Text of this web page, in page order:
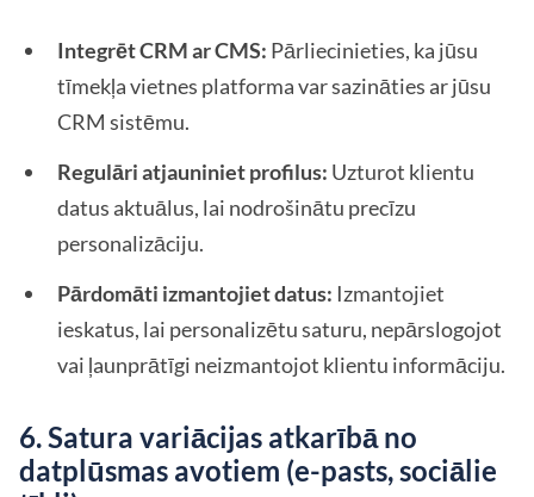
Integrēt CRM ar CMS: Pārliecinieties, ka jūsu
tīmekļa vietnes platforma var sazināties ar jūsu
CRM sistēmu.
Regulāri atjauniniet profilus: Uzturot klientu
datus aktuālus, lai nodrošinātu precīzu
personalizāciju.
Pārdomāti izmantojiet datus: Izmantojiet
ieskatus, lai personalizētu saturu, nepārslogojot
vai ļaunprātīgi neizmantojot klientu informāciju.
6. Satura variācijas atkarībā no
datplūsmas avotiem (e-pasts, sociālie